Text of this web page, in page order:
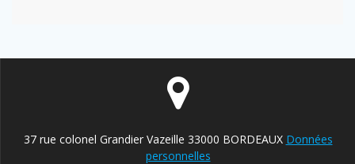
37 rue colonel Grandier Vazeille 33000 BORDEAUX Données
personnelles